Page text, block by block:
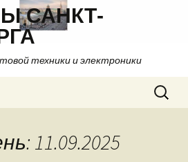
САНКТ-
техники и электроники
Найти:
11.09.2025